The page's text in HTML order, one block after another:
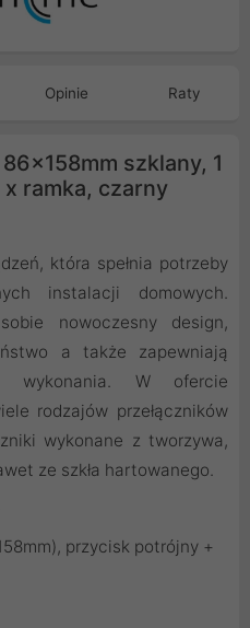
Opinie Raty
szklany, 1
ramka, czarny
która spełnia potrzeby
instalacji domowych.
nowoczesny design,
a także zapewniają
wykonania. W ofercie
rodzajów przełączników
wykonane z tworzywa,
ze szkła hartowanego.
przycisk potrójny +